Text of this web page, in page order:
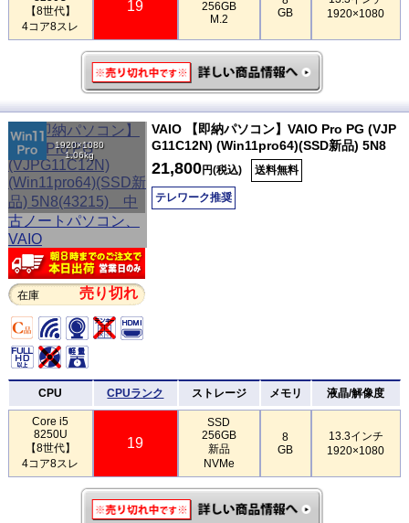
【8世代】
4コア8スレ
19
256GB
M.2
GB
1920×1080
1920×1080
1.06kg
在庫 売り切れ
VAIO 【即納パソコン】VAIO Pro PG (VJP
G11C12N) (Win11pro64)(SSD新品) 5N8
21,800円(税込) 送料無料
テレワーク推奨
CPU CPUランク ストレージ メモリ 液晶/解像度
Core i5
8250U
【8世代】
4コア8スレ
19
SSD
256GB
新品
NVMe
8
GB
13.3インチ
1920×1080